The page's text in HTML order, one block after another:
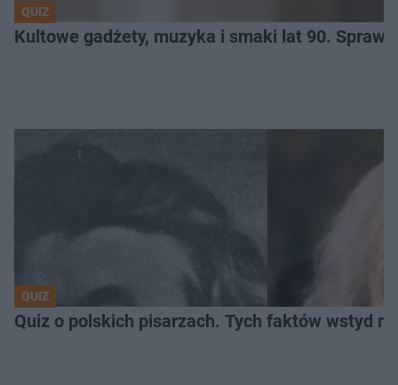
QUIZ
Kultowe gadżety, muzyka i smaki lat 90.
QUIZ
Quiz o polskich pisarzach. Tych faktów wstyd